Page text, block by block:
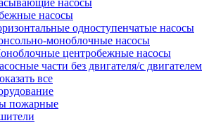
насосы
насосы
одноступенчатые насосы
моноблочные насосы
центробежные насосы
части без двигателя/с двигателем
все
пожарные